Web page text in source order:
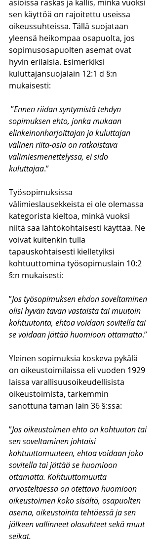
asioissa raskas ja kallis, minkä vuoksi
sen käyttöä on rajoitettu useissa
oikeussuhteissa. Tällä suojataan
yleensä heikompaa osapuolta, jos
sopimusosapuolten asemat ovat
hyvin erilaisia. Esimerkiksi
kuluttajansuojalain 12:1 d §:n
mukaisesti:
”Ennen riidan syntymistä tehdyn
sopimuksen ehto, jonka mukaan
elinkeinonharjoittajan ja kuluttajan
välinen riita-asia on ratkaistava
välimiesmenettelyssä, ei sido
kuluttajaa.”
Työsopimuksissa
välimieslausekkeista ei ole olemassa
kategorista kieltoa, minkä vuoksi
niitä saa lähtökohtaisesti käyttää. Ne
voivat kuitenkin tulla
tapauskohtaisesti kielletyiksi
kohtuuttomina työsopimuslain 10:2
§:n mukaisesti:
”Jos työsopimuksen ehdon soveltaminen
olisi hyvän tavan vastaista tai muutoin
kohtuutonta, ehtoa voidaan sovitella tai
se voidaan jättää huomioon ottamatta.”
Yleinen sopimuksia koskeva pykälä
on oikeustoimilaissa eli vuoden 1929
laissa varallisuusoikeudellisista
oikeustoimista, tarkemmin
sanottuna tämän lain 36 §:ssä:
”Jos oikeustoimen ehto on kohtuuton tai
sen soveltaminen johtaisi
kohtuuttomuuteen, ehtoa voidaan joko
sovitella tai jättää se huomioon
ottamatta. Kohtuuttomuutta
arvosteltaessa on otettava huomioon
oikeustoimen koko sisältö, osapuolten
asema, oikeustointa tehtäessä ja sen
jälkeen vallinneet olosuhteet sekä muut
seikat.